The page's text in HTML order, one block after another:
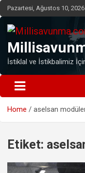
Skip
to
content
Pazartesi, Ağustos 10, 2026
İstiklal ve İstikbalimiz
Home aselsan
Etiket: